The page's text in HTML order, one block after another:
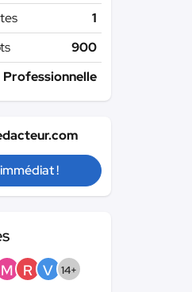
1
900
Professionnelle
!
M R V 14+